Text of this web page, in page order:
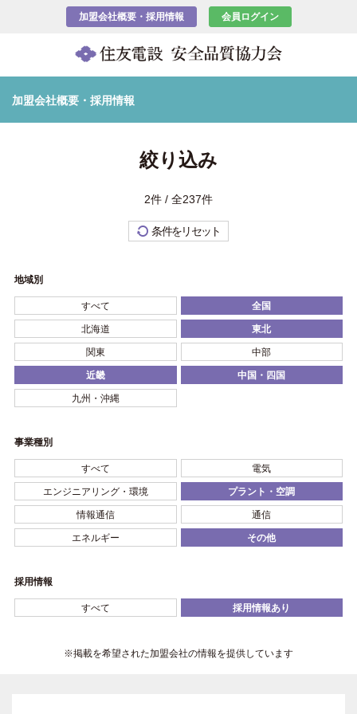
加盟会社概要・採用情報 会員ログイン
加盟会社概要・採用情報
絞り込み
2件 / 全237件
条件をリセット
地域別
すべて 全国
北海道 東北
関東 中部
近畿 中国・四国
九州・沖縄
事業種別
すべて 電気
エンジニアリング・環境 プラント・空調
情報通信 通信
エネルギー その他
採用情報
すべて 採用情報あり
※掲載を希望された加盟会社の情報を提供しています